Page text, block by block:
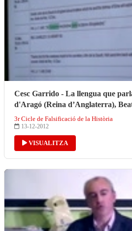
Cesc Garrido - La llengua que
d'Aragó (Reina d’Anglaterra),
3r Cicle de Falsificació de la Història
13-12-2012
VISUALITZA